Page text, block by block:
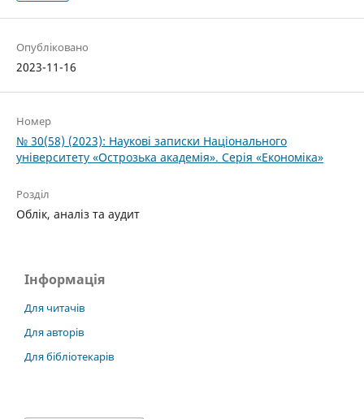
Опубліковано
2023-11-16
Номер
№ 30(58) (2023): Наукові записки Національного
університету «Острозька академія». Серія «Економіка»
Розділ
Облік, аналіз та аудит
Інформація
Для читачів
Для авторів
Для бібліотекарів